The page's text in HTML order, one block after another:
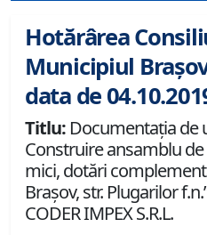
Hotărârea
Municipiul
data de
Titlu: Documentaţia de
Construire ansamblu
mici, dotări
Braşov, str. Plugarilor
CODER IMPEX S.R.L.